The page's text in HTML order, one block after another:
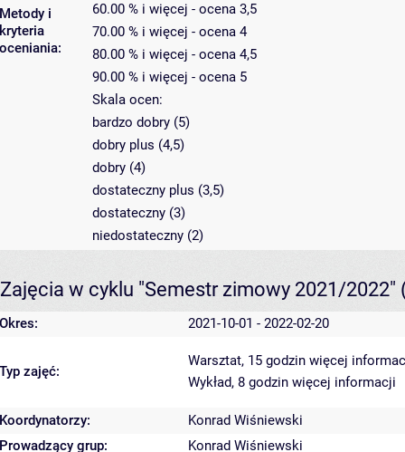
Metody i
kryteria
oceniania:
60.00 % i więcej - ocena 3,5
70.00 % i więcej - ocena 4
80.00 % i więcej - ocena 4,5
90.00 % i więcej - ocena 5
Skala ocen:
bardzo dobry (5)
dobry plus (4,5)
dobry (4)
dostateczny plus (3,5)
dostateczny (3)
niedostateczny (2)
Zajęcia w cyklu "Semestr zimowy 2021/2022"
Okres: 2021-10-01 - 2022-02-20
Typ zajęć:
Warsztat, 15 godzin więcej
Wykład, 8 godzin więcej informacji
Koordynatorzy:
Konrad Wiśniewski
Prowadzący grup:
Konrad Wiśniewski